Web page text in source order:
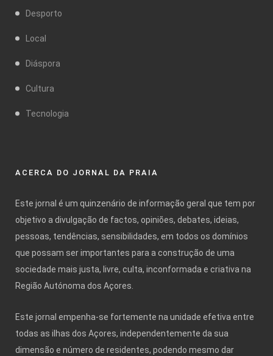
Desporto
Local
Diáspora
Cultura
Tecnologia
ACERCA DO JORNAL DA PRAIA
Este jornal é um quinzenário de informação geral que tem por
objetivo a divulgação de factos, opiniões, debates, ideias,
pessoas, tendências, sensibilidades, em todos os domínios
que possam ser importantes para a construção de uma
sociedade mais justa, livre, culta, inconformada e criativa na
Região Autónoma dos Açores.
Este jornal empenha-se fortemente na unidade efetiva entre
todas as ilhas dos Açores, independentemente da sua
dimensão e número de residentes, podendo mesmo dar